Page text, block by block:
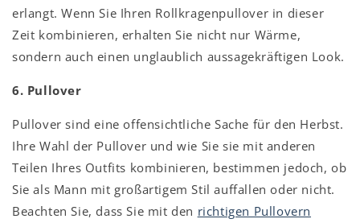
erlangt. Wenn Sie Ihren Rollkragenpullover in dieser
Zeit kombinieren, erhalten Sie nicht nur Wärme,
sondern auch einen unglaublich aussagekräftigen Look.
6. Pullover
Pullover sind eine offensichtliche Sache für den Herbst.
Ihre Wahl der Pullover und wie Sie sie mit anderen
Teilen Ihres Outfits kombinieren, bestimmen jedoch, ob
Sie als Mann mit großartigem Stil auffallen oder nicht.
Beachten Sie, dass Sie mit den richtigen Pullovern